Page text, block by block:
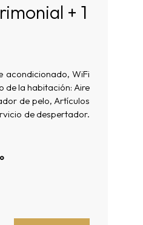
+ 1
acondicionado, WiFi
de la habitación: Aire
de pelo, Artículos
de despertador.